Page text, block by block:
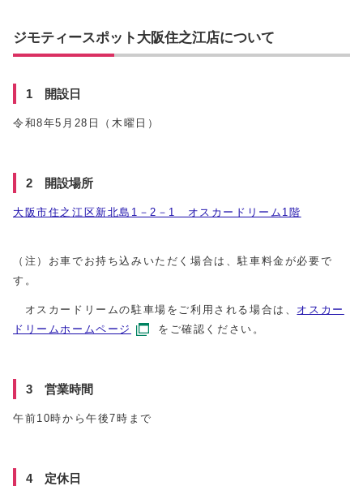
ジモティースポット大阪住之江店について
1 開設日
令和8年5月28日（木曜日）
2 開設場所
大阪市住之江区新北島1－2－1 オスカードリーム1階
（注）お車でお持ち込みいただく場合は、駐車料金が必要で
す。
オスカードリームの駐車場をご利用される場合は、 オスカー
ドリームホームページ
をご確認ください。
3 営業時間
午前10時から午後7時まで
4 定休日